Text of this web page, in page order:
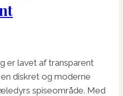
er lavet af transparent
diskret og moderne
spiseområde. Med